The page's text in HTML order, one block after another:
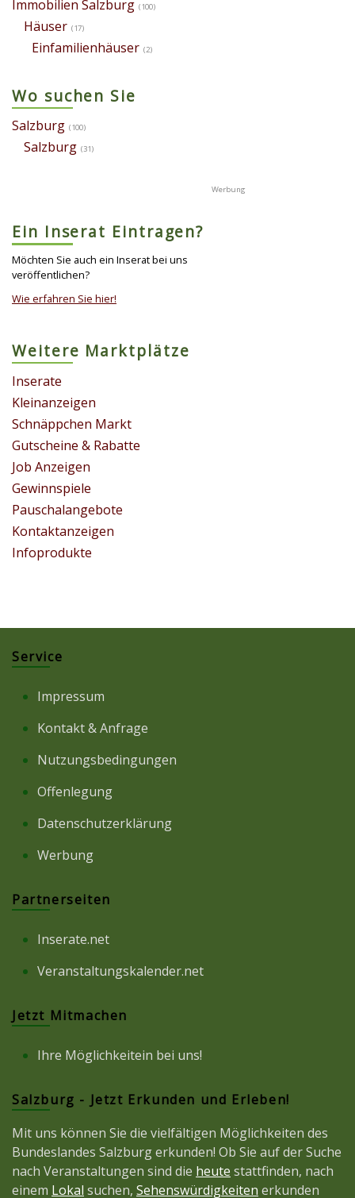
Immobilien Salzburg (100)
Häuser (17)
Einfamilienhäuser (2)
Wo suchen Sie
Salzburg (100)
Salzburg (31)
Ein Inserat Eintragen?
Möchten Sie auch ein Inserat bei uns
veröffentlichen?
Wie erfahren Sie hier!
Weitere Marktplätze
Inserate
Kleinanzeigen
Schnäppchen Markt
Gutscheine & Rabatte
Job Anzeigen
Gewinnspiele
Pauschalangebote
Kontaktanzeigen
Infoprodukte
Service
Impressum
Kontakt & Anfrage
Nutzungsbedingungen
Offenlegung
Datenschutzerklärung
Werbung
Partnerseiten
Inserate.net
Veranstaltungskalender.net
Jetzt Mitmachen
Ihre Möglichkeitein bei uns!
Salzburg - Jetzt Erkunden und Erleben!
Mit uns können Sie die vielfältigen Möglichkeiten des
Bundeslandes Salzburg erkunden! Ob Sie auf der Suche
nach Veranstaltungen sind die heute stattfinden, nach
einem Lokal suchen, Sehenswürdigkeiten erkunden